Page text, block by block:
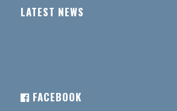
LATEST NEWS
FACEBOOK